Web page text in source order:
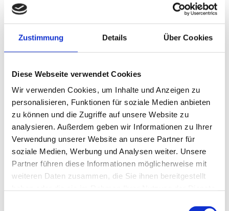
Zustimmung Details Über Cookies
Diese Webseite verwendet Cookies
Wir verwenden Cookies, um Inhalte und Anzeigen zu
personalisieren, Funktionen für soziale Medien anbieten
zu können und die Zugriffe auf unsere Website zu
analysieren. Außerdem geben wir Informationen zu Ihrer
Verwendung unserer Website an unsere Partner für
soziale Medien, Werbung und Analysen weiter. Unsere
Partner führen diese Informationen möglicherweise mit
weiteren Daten zusammen, die Sie ihnen bereitgestellt
Freizeit & Tourismus
Sehenswürdigkeiten
Wandern
Gastronomie
Digitales & Verkehr
IT / Digitalisierung
Lebenslagen
Dienstleistungen
Formulare & Online-Prozesse
Statusabfrage Ausweisdokumente
Mitarbeiter
Rathaus Shop
Ortsrecht / Satzungen
Kontakt
Fehler melden